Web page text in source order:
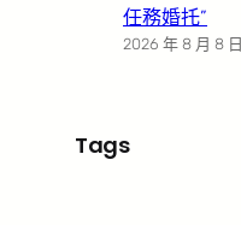
任務婚托”
2026 年 8 月 8 日
Tags